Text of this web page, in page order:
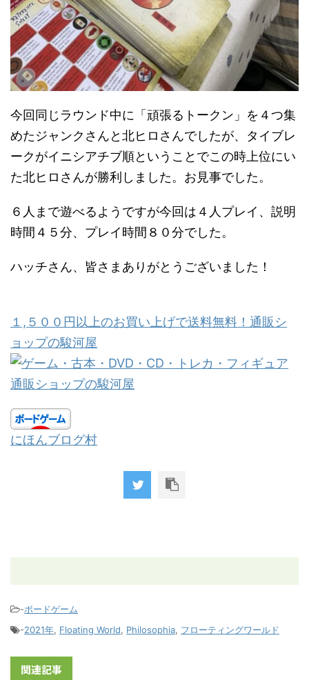
今回同じラウンド中に「頑張るトークン」を４つ集
めたジャンクさんと北ヒロさんでしたが、タイブレ
ークがイニシアチブ順ということでこの時上位にい
た北ヒロさんが勝利しました。お見事でした。
６人まで遊べるようですが今回は４人プレイ、説明
時間４５分、プレイ時間８０分でした。
ハッチさん、皆さまありがとうございました！
１,５００円以上のお買い上げで送料無料！通販シ
ョップの駿河屋
にほんブログ村
-ボードゲーム
-2021年, Floating World, Philosophia, フローティングワールド
関連記事